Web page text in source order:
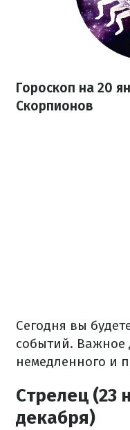
Гороскоп на 20
Скорпионов
Сегодня вы
событий. Важное
немедленного и
Стрелец (23
декабря)